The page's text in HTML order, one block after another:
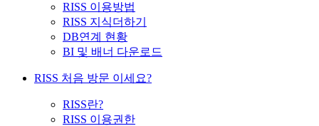
RISS 이용방법
RISS 지식더하기
DB연계 현황
BI 및 배너 다운로드
RISS 처음 방문 이세요?
RISS란?
RISS 이용권한